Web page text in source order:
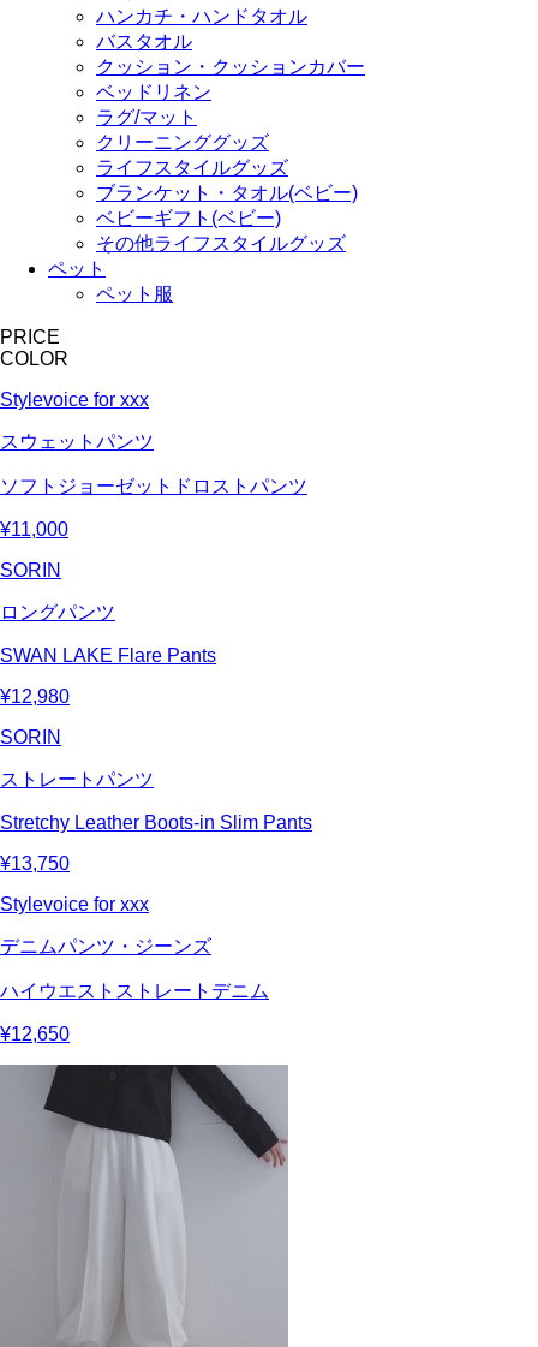
ハンカチ・ハンドタオル
バスタオル
クッション・クッションカバー
ベッドリネン
ラグ/マット
クリーニンググッズ
ライフスタイルグッズ
ブランケット・タオル(ベビー)
ベビーギフト(ベビー)
その他ライフスタイルグッズ
ペット
ペット服
PRICE
COLOR
Stylevoice for xxx
スウェットパンツ
ソフトジョーゼットドロストパンツ
¥11,000
SORIN
ロングパンツ
SWAN LAKE Flare Pants
¥12,980
SORIN
ストレートパンツ
Stretchy Leather Boots-in Slim Pants
¥13,750
Stylevoice for xxx
デニムパンツ・ジーンズ
ハイウエストストレートデニム
¥12,650